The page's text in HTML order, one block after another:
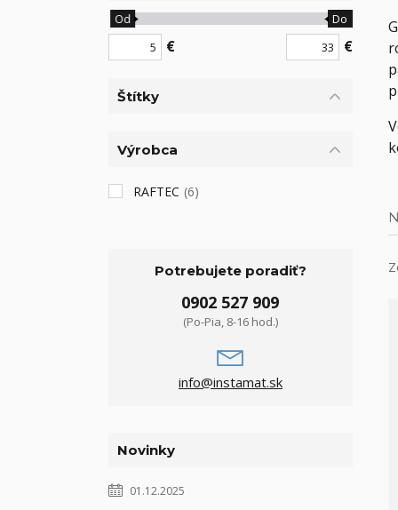
€
Od Do
€
Štítky
Výrobca
RAFTEC (6)
Potrebujete poradiť?
0902 527 909
(Po-Pia, 8-16 hod.)
info@instamat.sk
Novinky
01.12.2025